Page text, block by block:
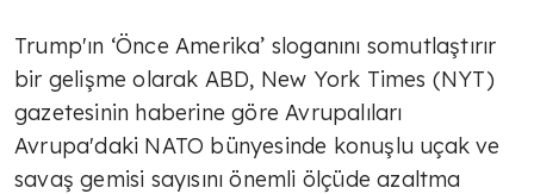
Trump'ın ‘Önce Amerika’ sloganını somutlaştırır
bir gelişme olarak ABD, New York Times (NYT)
gazetesinin haberine göre Avrupalıları
Avrupa'daki NATO bünyesinde konuşlu uçak ve
savaş gemisi sayısını önemli ölçüde azaltma